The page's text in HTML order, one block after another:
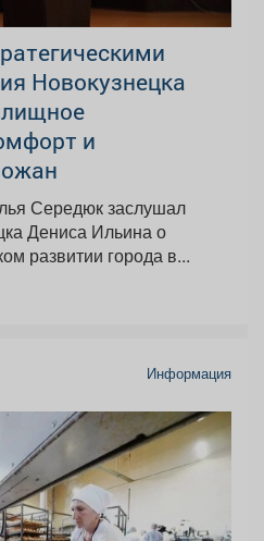
Новокузнецка
и
Середюк заслушал
Дениса Ильина о
развитии города в...
Информация